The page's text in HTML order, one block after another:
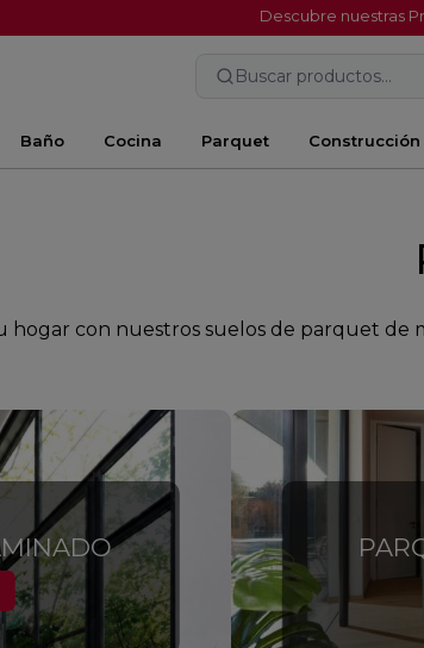
Descubre nuestras
Buscar productos...
Baño Cocina Parquet Construcción
hogar con nuestros suelos de parquet